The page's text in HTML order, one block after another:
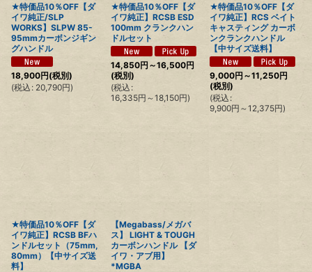
★特価品10％OFF【ダ
イワ純正/SLP
WORKS】SLPW 85-
95mmカーボンジギン
グハンドル
18,900円(税別)
(税込 : 20,790円)
★特価品10％OFF【ダ
イワ純正】RCSB ESD
100mm クランクハン
ドルセット
14,850円 ～16,500円
(税別)
(税込 :
16,335円 ～18,150円)
★特価品10％OFF【ダ
イワ純正】RCS ベイト
キャスティング カーボ
ンクランクハンドル
【中サイズ送料】
9,000円 ～11,250円
(税別)
(税込 :
9,900円 ～12,375円)
★特価品10％OFF【ダ
イワ純正】RCSB BFハ
ンドルセット（75mm,
80mm）【中サイズ送
料】
【Megabass/メガバ
ス】 LIGHT & TOUGH
カーボンハンドル 【ダ
イワ・アブ用】
*MGBA